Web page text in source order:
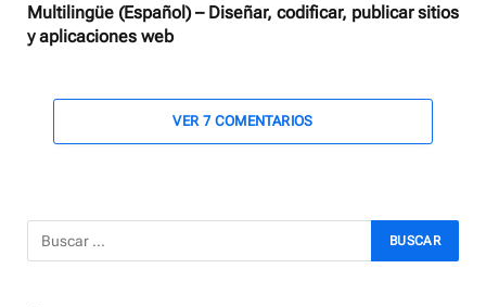
Multilingüe (Español) – Diseñar, codificar, publicar sitios
y aplicaciones web
VER 7 COMENTARIOS